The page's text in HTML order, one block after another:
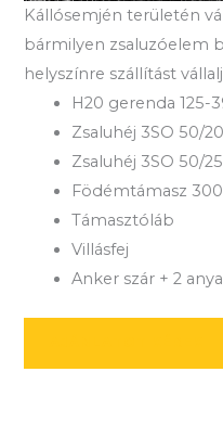
Kállósemjén területén
bármilyen zsaluzóelem
helyszínre szállítást
H20 gerenda 125-
Zsaluhéj 3SO 50/
Zsaluhéj 3SO 50/
Födémtámasz 300
Támasztóláb
Villásfej
Anker szár + 2 anya